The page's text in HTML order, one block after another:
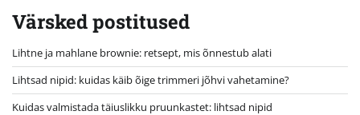
Värsked postitused
Lihtne ja mahlane brownie: retsept, mis õnnestub alati
Lihtsad nipid: kuidas käib õige trimmeri jõhvi vahetamine?
Kuidas valmistada täiuslikku pruunkastet: lihtsad nipid